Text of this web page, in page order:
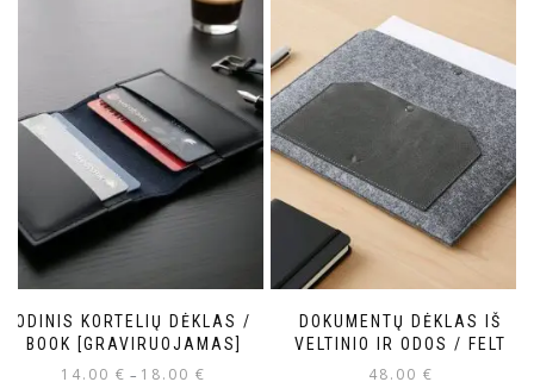
ODINIS KORTELIŲ DĖKLAS /
BOOK [GRAVIRUOJAMAS]
14.00 € – 18.00 €
DOKUMENTŲ DĖKLAS IŠ
VELTINIO IR ODOS / FELT
48.00 €